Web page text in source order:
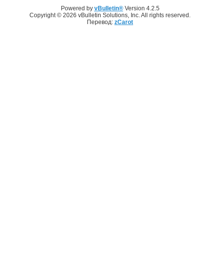
Powered by vBulletin®Version 4.2.5
Copyright © 2026 vBulletin Solutions, Inc. All rights reserved.
Перевод: zCarot